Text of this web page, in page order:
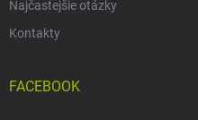
Najčastejšie otázky
Kontakty
FACEBOOK